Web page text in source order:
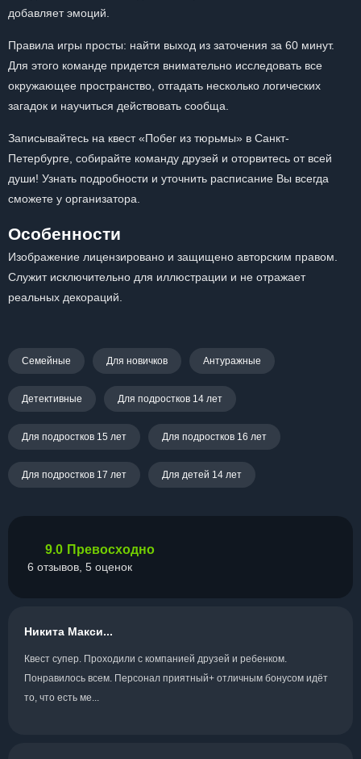
добавляет эмоций.
Правила игры просты: найти выход из заточения за 60 минут.
Для этого команде придется внимательно исследовать все
окружающее пространство, отгадать несколько логических
загадок и научиться действовать сообща.
Записывайтесь на квест «Побег из тюрьмы» в Санкт-
Петербурге, собирайте команду друзей и оторвитесь от всей
души! Узнать подробности и уточнить расписание Вы всегда
сможете у организатора.
Особенности
Изображение лицензировано и защищено авторским правом.
Служит исключительно для иллюстрации и не отражает
реальных декораций.
Семейные Для новичков Антуражные
Детективные Для подростков 14 лет
Для подростков 15 лет Для подростков 16 лет
Для подростков 17 лет Для детей 14 лет
9.0 Превосходно
6 отзывов, 5 оценок
Никита Макси...
Квест супер. Проходили с компанией друзей и ребенком.
Понравилось всем. Персонал приятный+ отличным бонусом идёт
то, что есть ме...